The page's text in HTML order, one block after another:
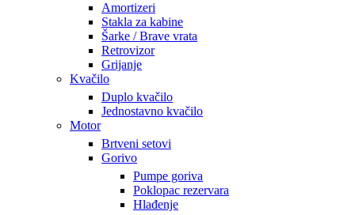
Amortizeri
Stakla za kabine
Šarke / Brave vrata
Retrovizor
Grijanje
Kvačilo
Duplo kvačilo
Jednostavno kvačilo
Motor
Brtveni setovi
Gorivo
Pumpe goriva
Poklopac rezervara
Hlađenje